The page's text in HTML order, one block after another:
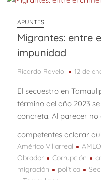
APUNTES
Migrantes: entre
impunidad
Ricardo Ravelo 12 de
El secuestro en
término del año 2023
concreta. Al parecer
competentes aclarar
Américo Villarreal AMLO
Obrador
Corrupción
migración
política